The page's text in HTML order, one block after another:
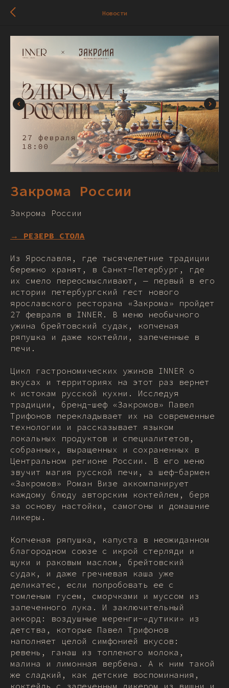
Новости
Закрома России
Закрома России
→ РЕЗЕРВ СТОЛА
Из Ярославля, где тысячелетние традиции
бережно хранят, в Санкт-Петербург, где
их смело переосмысливают, — первый в его
истории петербургский гест нового
ярославского ресторана «Закрома» пройдет
27 февраля в INNER. В меню необычного
ужина брейтовский судак, копченая
ряпушка и даже коктейли, запеченные в
печи.
Цикл гастрономических ужинов INNER о
вкусах и территориях на этот раз вернет
к истокам русской кухни. Исследуя
традиции, бренд-шеф «Закромов» Павел
Трифонов перекладывает их на современные
технологии и рассказывает языком
локальных продуктов и специалитетов,
собранных, выращенных и сохраненных в
Центральном регионе России. В его меню
звучит магия русской печи, а шеф-бармен
«Закромов» Роман Визе аккомпанирует
каждому блюду авторским коктейлем, беря
за основу настойки, самогоны и домашние
ликеры.
Копченая ряпушка, капуста в неожиданном
благородном союзе с икрой стерляди и
щуки и раковым маслом, брейтовский
судак, и даже гречневая каша уже
деликатес, если попробовать ее с
томленым гусем, сморчками и муссом из
запеченного лука. И заключительный
аккорд: воздушные меренги-«дутики» из
детства, которые Павел Трифонов
наполняет целой симфонией вкусов:
ревень, ганаш из топленого молока,
малина и лимонная вербена. А к ним такой
же сладкий, как детские воспоминания,
коктейль с запеченным ликером из вишни и